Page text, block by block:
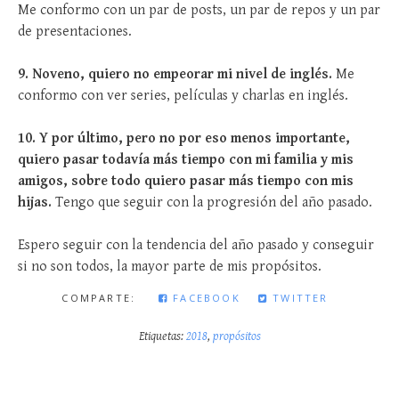
Me conformo con un par de posts, un par de repos y un par
de presentaciones.
9. Noveno, quiero no empeorar mi nivel de inglés. Me
conformo con ver series, películas y charlas en inglés.
10. Y por último, pero no por eso menos importante,
quiero pasar todavía más tiempo con mi familia y mis
amigos, sobre todo quiero pasar más tiempo con mis
hijas. Tengo que seguir con la progresión del año pasado.
Espero seguir con la tendencia del año pasado y conseguir
si no son todos, la mayor parte de mis propósitos.
COMPARTE: FACEBOOK TWITTER
Etiquetas:2018, propósitos